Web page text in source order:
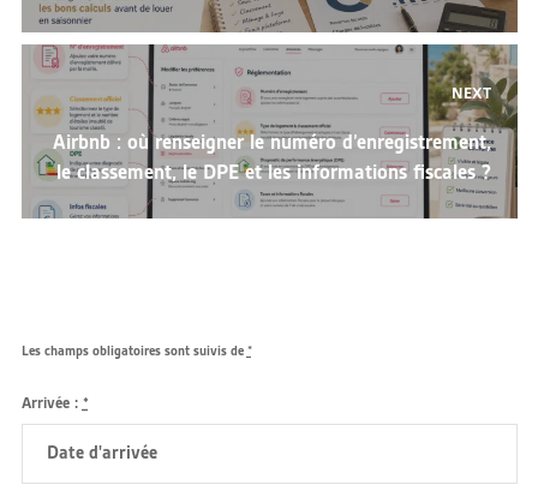
NEXT
post:
Airbnb : où renseigner le numéro d’enregistrement,
le classement, le DPE et les informations fiscales ?
Les champs obligatoires sont suivis de *
Arrivée : *